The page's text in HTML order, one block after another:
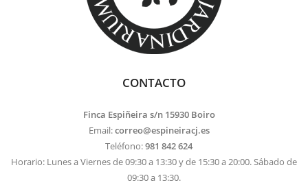
CONTACTO
Finca Espiñeira s/n 15930 Boiro
Email:correo@espineiracj.es
Teléfono:981 842 624
Horario: Lunes a Viernes de 09:30 a 13:30 y de 15:30 a 20:00. Sábado de
09:30 a 13:30.